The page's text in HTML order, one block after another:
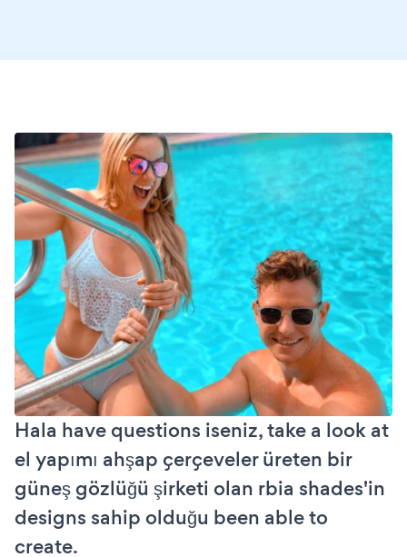
Hala have questions iseniz, take a look at
el yapımı ahşap çerçeveler üreten bir
güneş gözlüğü şirketi olan rbia shades'in
designs sahip olduğu been able to
create.